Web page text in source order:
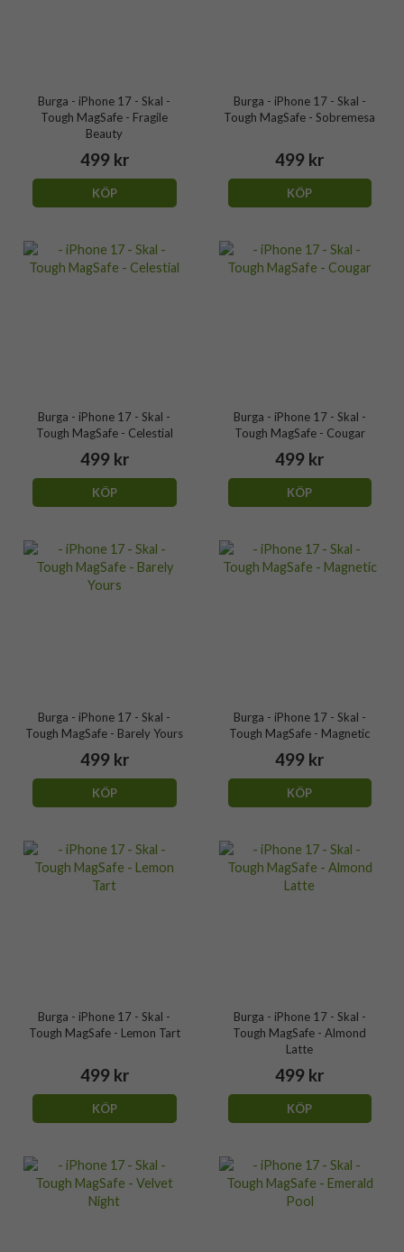
Burga - iPhone 17 - Skal -
Tough MagSafe - Fragile
Beauty
499 kr
KÖP
Burga - iPhone 17 - Skal -
Tough MagSafe - Sobremesa
499 kr
KÖP
Burga - iPhone 17 - Skal -
Tough MagSafe - Celestial
499 kr
KÖP
Burga - iPhone 17 - Skal -
Tough MagSafe - Cougar
499 kr
KÖP
Burga - iPhone 17 - Skal -
Tough MagSafe - Barely Yours
499 kr
KÖP
Burga - iPhone 17 - Skal -
Tough MagSafe - Magnetic
499 kr
KÖP
Burga - iPhone 17 - Skal -
Tough MagSafe - Lemon Tart
499 kr
KÖP
Burga - iPhone 17 - Skal -
Tough MagSafe - Almond
Latte
499 kr
KÖP